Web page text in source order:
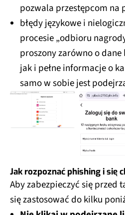
pozwala przestępcom na
błędy językowe i
procesie „odbioru
proszony zarówno o
jak i pełne informacje o
samo w sobie jest
Jak rozpoznać phishing i się
Aby zabezpieczyć się
się zastosować do kilku